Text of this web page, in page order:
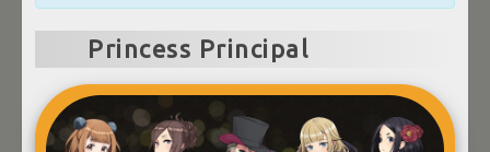
Princess Principal